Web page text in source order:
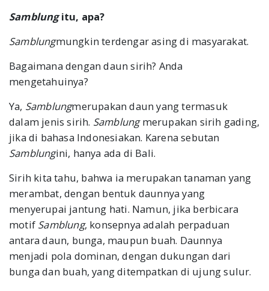
Samblungitu, apa?
Samblungmungkin terdengar asing di masyarakat.
Bagaimana dengan daun sirih? Anda
mengetahuinya?
Ya, Samblungmerupakan daun yang termasuk
dalam jenis sirih. Samblungmerupakan sirih gading,
jika di bahasa Indonesiakan. Karena sebutan
Samblungini, hanya ada di Bali.
Sirih kita tahu, bahwa ia merupakan tanaman yang
merambat, dengan bentuk daunnya yang
menyerupai jantung hati. Namun, jika berbicara
motif Samblung, konsepnya adalah perpaduan
antara daun, bunga, maupun buah. Daunnya
menjadi pola dominan, dengan dukungan dari
bunga dan buah, yang ditempatkan di ujung sulur.